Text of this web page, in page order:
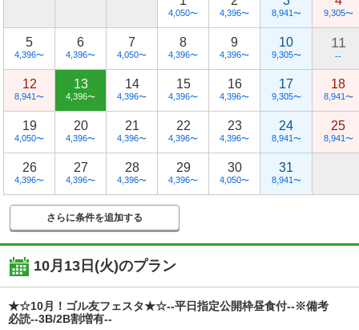
4,050〜 4,396〜 8,941〜 9,305〜
5
4,396〜
6
4,396〜
7
4,050〜
8
4,396〜
9
4,396〜
10
9,305〜
11
--
12
8,941〜
13
4,396〜
14
4,396〜
15
4,396〜
16
4,396〜
17
9,305〜
18
8,941〜
19
4,050〜
20
4,396〜
21
4,396〜
22
4,396〜
23
4,396〜
24
8,941〜
25
8,941〜
26
4,396〜
27
4,396〜
28
4,396〜
29
4,396〜
30
4,050〜
31
8,941〜
さらに条件を追加する
10月13日(火)のプラン
★☆10月！ゴル友フェスタ★☆--平日指定公開枠昼食付--※備考
必読--3B/2B割増有--